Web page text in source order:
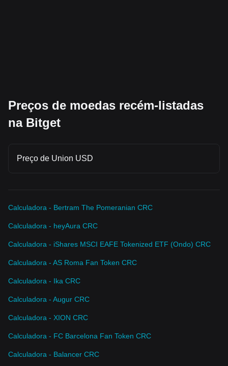
Preços de moedas recém-listadas
na Bitget
Preço de Union USD
Calculadora - Bertram The Pomeranian CRC
Calculadora - heyAura CRC
Calculadora - iShares MSCI EAFE Tokenized ETF (Ondo) CRC
Calculadora - AS Roma Fan Token CRC
Calculadora - Ika CRC
Calculadora - Augur CRC
Calculadora - XION CRC
Calculadora - FC Barcelona Fan Token CRC
Calculadora - Balancer CRC